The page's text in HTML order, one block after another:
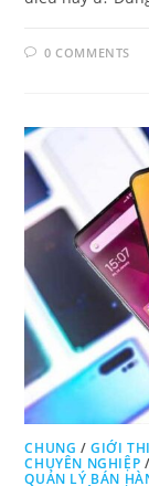
0 COMMENTS
CHUNG /GIỚI
CHUYÊN NGHIỆP /
QUẢN LÝ BÁN